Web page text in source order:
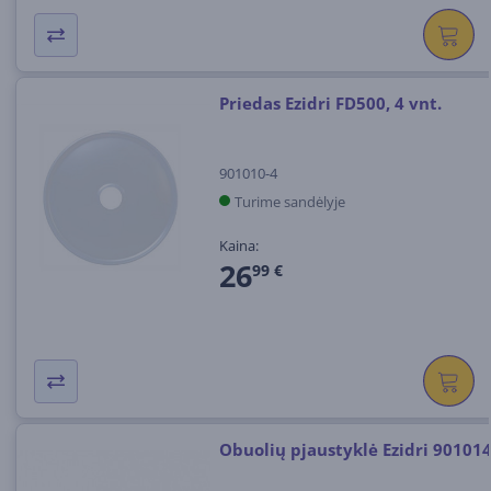
Priedas Ezidri FD500, 4 vnt.
901010-4
Turime sandėlyje
Kaina:
2699 €
Obuolių pjaustyklė Ezidri 901014